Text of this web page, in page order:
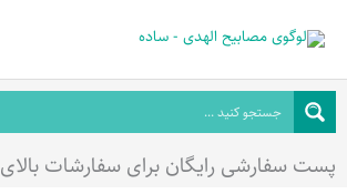
محتوا
پست سفارشی رایگان برای سفارشات بالای ۳۰۰.۰۰۰ تومان